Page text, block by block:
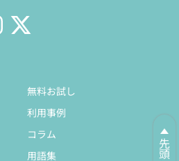
無料お試し
利用事例
コラム
用語集